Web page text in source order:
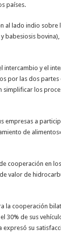
países.
al lado indio sobre
babesiosis
intercambio y el
por las dos
los
empresas a
de
cooperación en
valor de
la cooperación
30% de sus
expresó su